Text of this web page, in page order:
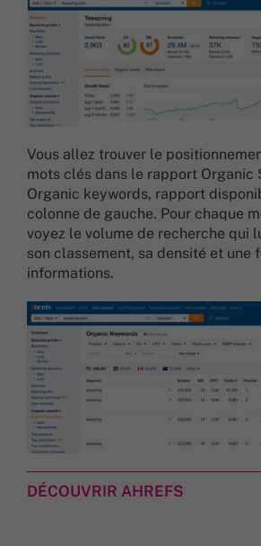
Vous allez trouver le
mots clés dans le rapport Organic
Organic keywords, rapport
colonne de gauche. Pour chaque
voyez le volume de recherche qui
son classement, sa densité et une
informations.
DÉCOUVRIR AHREFS